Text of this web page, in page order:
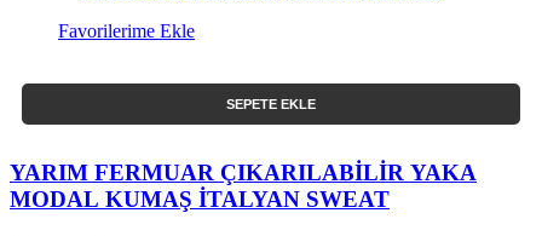
Favorilerime Ekle
SEPETE EKLE
YARIM FERMUAR ÇIKARILABİLİR YAKA
MODAL KUMAŞ İTALYAN SWEAT